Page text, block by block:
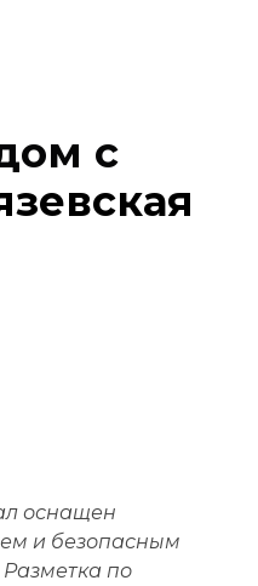
с
оснащен
и безопасным
по